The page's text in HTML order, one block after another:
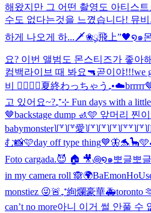
해왔지만 그 어떤 촬영도 아티스
수도 없다는것을 느꼈습니다! 뮤
하게 나오게 하... 🗡️❀ུ۪飛上”🖤໑๑
요? 이번 앨범도 몬스티즈가 좋아
컴백라이브 때 봐요🔫곧이야!!!we
비 ❤️‍🔥❤️‍🔥夏終わっちゃう₊•☁️
고 있어요~?₊⁺⊹ Fun days with a
🤎backstage dump 🚮🩵 앞머리 찐
babymonster꒦꒷꒦꒷愛꒦꒷꒦꒷꒦꒷꒦꒷꒷꒦꒷꒦
む📸🩷day off type thing
Foto cargada.😈 🏠 🎥꩜໑๑뽀글뽀
in my camera roll 🙈
monstiez 😜🚨₊⁺絢爛豪華🚑toronto
can’t no more아니 이거 썰 안풀 수